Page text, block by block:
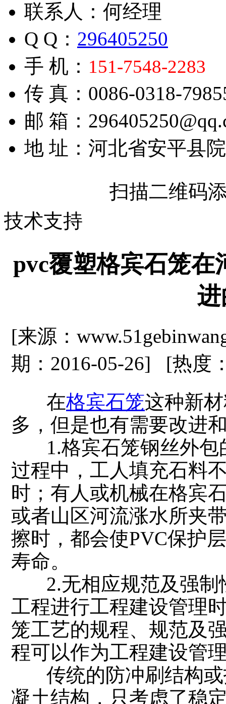
联系人：何经理
Q Q： 296405250
手 机： 151-7548-2283
传 真：0086-0318-
邮 箱：
地 址：河北省安平县
扫描二维码
技术支持
pvc覆塑格宾石笼在
[来源：
期：2016-05-26] [热度
在格宾石笼这种新
多，但是也有需要改进
1.格宾石笼钢丝外包
过程中，工人填充石料
时；有人或机械在格宾
或者山区河流涨水所夹
擦时，都会使PVC保护
寿命。
2.无相应规范及强制
工程进行工程建设管理
笼工艺的规程、规范及
程可以作为工程建设管
传统的防冲刷结构或
凝土结构，只考虑了稳